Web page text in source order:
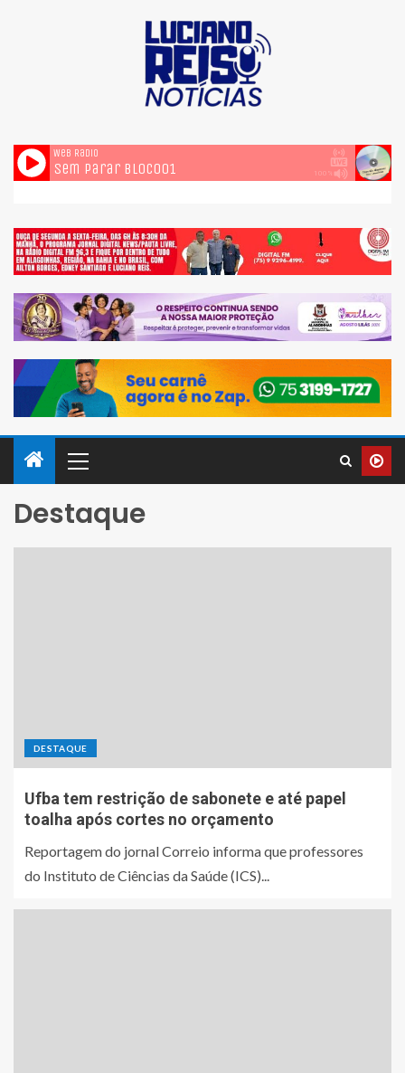
Destaque
DESTAQUE
Ufba tem restrição de sabonete e até papel
toalha após cortes no orçamento
Reportagem do jornal Correio informa que professores
do Instituto de Ciências da Saúde (ICS)...